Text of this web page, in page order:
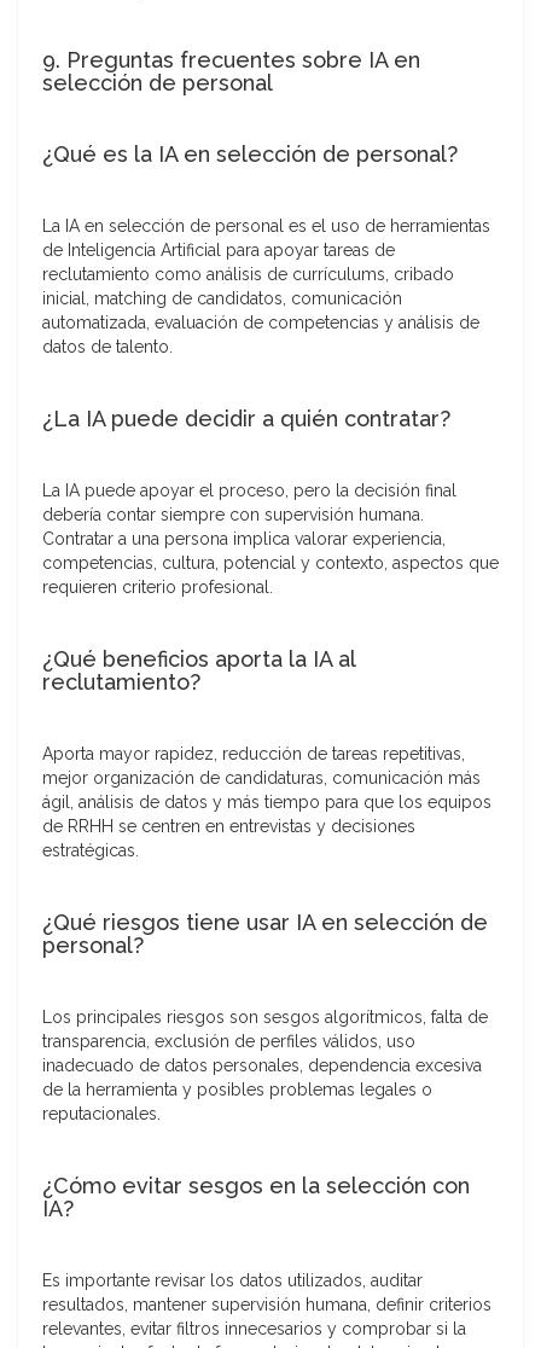
9. Preguntas frecuentes sobre IA en
selección de personal
¿Qué es la IA en selección de personal?
La IA en selección de personal es el uso de herramientas
de Inteligencia Artificial para apoyar tareas de
reclutamiento como análisis de currículums, cribado
inicial, matching de candidatos, comunicación
automatizada, evaluación de competencias y análisis de
datos de talento.
¿La IA puede decidir a quién contratar?
La IA puede apoyar el proceso, pero la decisión final
debería contar siempre con supervisión humana.
Contratar a una persona implica valorar experiencia,
competencias, cultura, potencial y contexto, aspectos que
requieren criterio profesional.
¿Qué beneficios aporta la IA al
reclutamiento?
Aporta mayor rapidez, reducción de tareas repetitivas,
mejor organización de candidaturas, comunicación más
ágil, análisis de datos y más tiempo para que los equipos
de RRHH se centren en entrevistas y decisiones
estratégicas.
¿Qué riesgos tiene usar IA en selección de
personal?
Los principales riesgos son sesgos algorítmicos, falta de
transparencia, exclusión de perfiles válidos, uso
inadecuado de datos personales, dependencia excesiva
de la herramienta y posibles problemas legales o
reputacionales.
¿Cómo evitar sesgos en la selección con
IA?
Es importante revisar los datos utilizados, auditar
resultados, mantener supervisión humana, definir criterios
relevantes, evitar filtros innecesarios y comprobar si la